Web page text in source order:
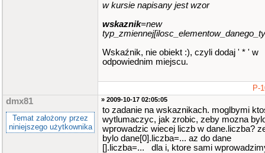
w kursie napisany jest wzor
wskaznik=new
Wskaźnik, nie obiekt :), czyli dodaj ' * ' w
odpowiednim miejscu.
P-
dmx81
Temat założony przez
niniejszego użytkownika
» 2009-10-17 02:05:05
to zadanie na wskaznikach. moglbymi
wytlumaczyc, jak zrobic, zeby mozna
wprowadzic wiecej liczb w dane.liczba?
bylo dane[0].liczba=... az do dane
[].liczba=... dla i, ktore sami